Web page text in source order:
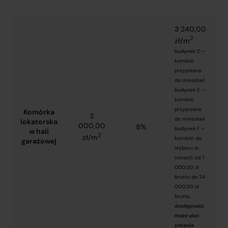
Komórka
lokatorska
w hali
garażowej
3
000,00
zł/m2
8%
3 240,00
zł/m2
budynek D –
komórki
przypisane
do mieszkań
budynek E –
komórki
przypisane
do mieszkań
budynek F –
komórki do
wyboru w
cenach od 7
000,00 zł
brutto do 24
000,00 zł
brutto,
dostępność
może ulec
zmianie